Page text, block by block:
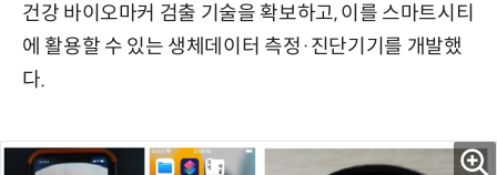
건강 바이오마커 검출 기술을 확보하고, 이를 스마트시티
에 활용할 수 있는 생체데이터 측정·진단기기를 개발했
다.